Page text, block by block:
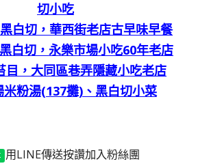
切小吃
白切，華西街老店古早味早餐
白切，永樂市場小吃60年老店
目，大同區巷弄隱藏小吃老店
米粉湯(137攤)、黑白切小菜
用LINE傳送按讚加入粉絲團